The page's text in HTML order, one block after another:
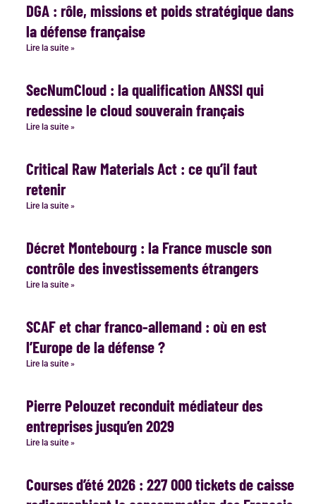
DGA : rôle, missions et poids stratégique dans
la défense française
Lire la suite »
SecNumCloud : la qualification ANSSI qui
redessine le cloud souverain français
Lire la suite »
Critical Raw Materials Act : ce qu’il faut
retenir
Lire la suite »
Décret Montebourg : la France muscle son
contrôle des investissements étrangers
Lire la suite »
SCAF et char franco-allemand : où en est
l’Europe de la défense ?
Lire la suite »
Pierre Pelouzet reconduit médiateur des
entreprises jusqu’en 2029
Lire la suite »
Courses d’été 2026 : 227 000 tickets de caisse